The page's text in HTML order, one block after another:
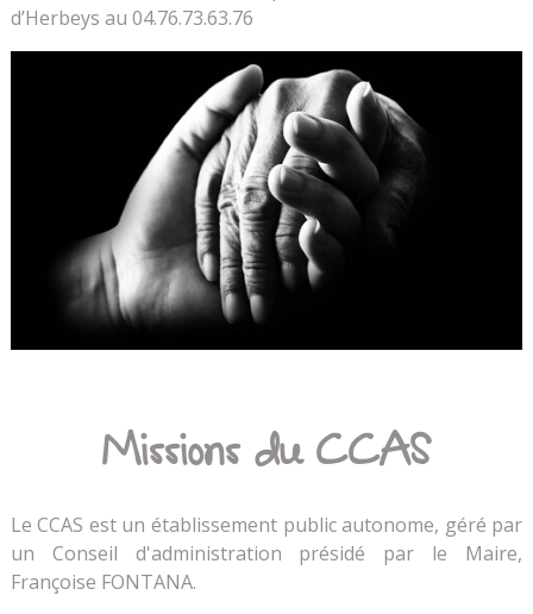
d’Herbeys au 04.76.73.63.76
Missions du CCAS
Le CCAS est un établissement public autonome, géré par
un Conseil d'administration présidé par le Maire,
Françoise FONTANA.